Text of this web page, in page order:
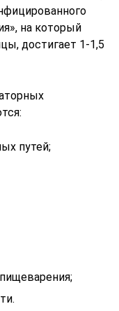
на который
достигает 1-1,5
путей;